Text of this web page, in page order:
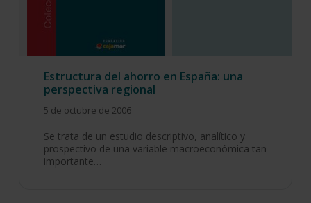
Estructura del ahorro en España: una
perspectiva regional
5 de octubre de 2006
Se trata de un estudio descriptivo, analítico y
prospectivo de una variable macroeconómica tan
importante…